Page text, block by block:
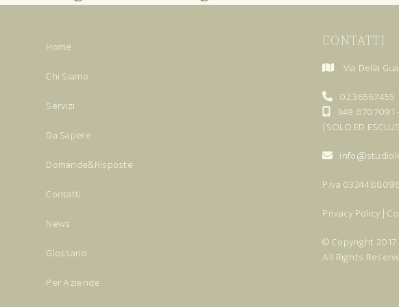
Home
Chi Siamo
Servizi
Da Sapere
Domande&Risposte
Contatti
News
Glossario
Per Aziende
CONTATTI
Via Della
02.36567455
349 8707091
(SOLO ED
P.iva
Privacy Policy |
© Copyright 2017
All Rights